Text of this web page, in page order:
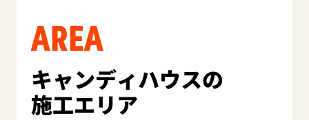
AREA
キャンディハウスの
施工エリア